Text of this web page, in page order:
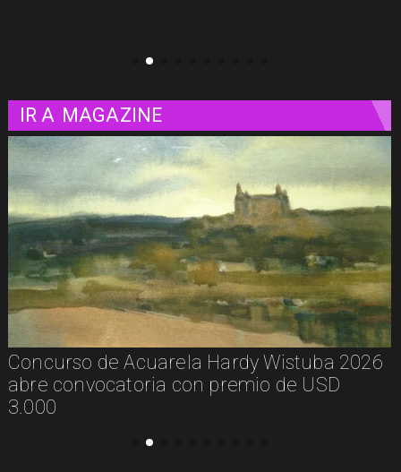
IR A MAGAZINE
De la calle a los libros: Pablito Recupera
presenta Psicología Callejera